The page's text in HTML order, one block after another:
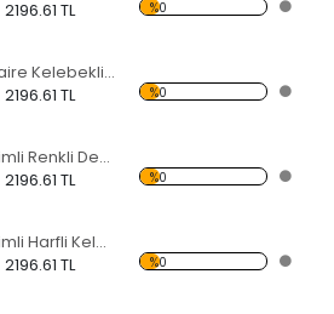
2196.61 TL %0
turuncu Daire Kelebekli Dekoratif Ahşap Çerçeveli Ayna
2196.61 TL %0
Daire Kesimli Renkli Desenli Kelebekli Dekoratif Ahşap Çerçeveli Ayna
2196.61 TL %0
Daire Kesimli Harfli Kelebekli Dekoratif Ahşap Çerçeveli Ayna
2196.61 TL %0